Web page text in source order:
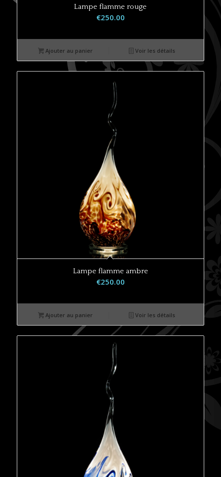
Lampe flamme rouge
€250.00
Ajouter au panier Voir les détails
Lampe flamme ambre
€250.00
Ajouter au panier Voir les détails